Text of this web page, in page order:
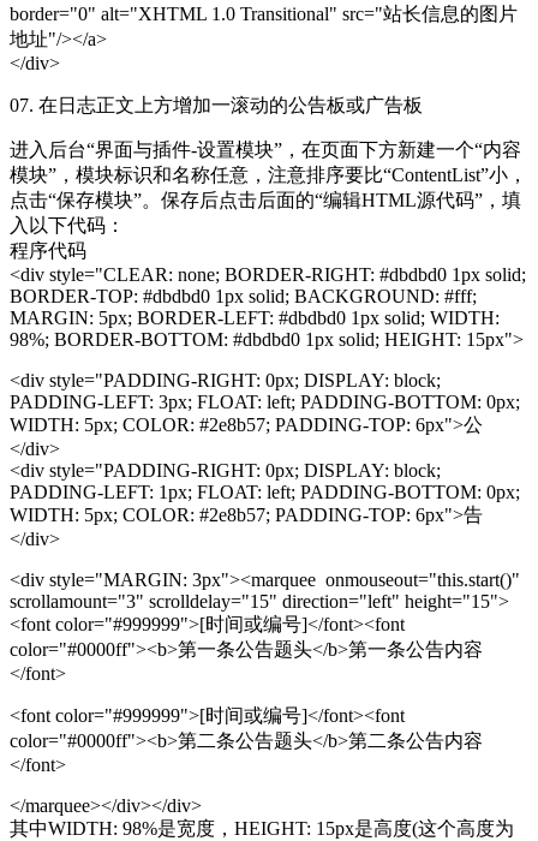
border="0" alt="XHTML 1.0 Transitional" src="站长信息的图片
地址"/></a>
</div>
07. 在日志正文上方增加一滚动的公告板或广告板
进入后台“界面与插件-设置模块”，在页面下方新建一个“内容
模块”，模块标识和名称任意，注意排序要比“ContentList”小，
点击“保存模块”。保存后点击后面的“编辑HTML源代码”，填
入以下代码：
程序代码
<div style="CLEAR: none; BORDER-RIGHT: #dbdbd0 1px solid;
BORDER-TOP: #dbdbd0 1px solid; BACKGROUND: #fff;
MARGIN: 5px; BORDER-LEFT: #dbdbd0 1px solid; WIDTH:
98%; BORDER-BOTTOM: #dbdbd0 1px solid; HEIGHT: 15px">
<div style="PADDING-RIGHT: 0px; DISPLAY: block;
PADDING-LEFT: 3px; FLOAT: left; PADDING-BOTTOM: 0px;
WIDTH: 5px; COLOR: #2e8b57; PADDING-TOP: 6px">公
</div>
<div style="PADDING-RIGHT: 0px; DISPLAY: block;
PADDING-LEFT: 1px; FLOAT: left; PADDING-BOTTOM: 0px;
WIDTH: 5px; COLOR: #2e8b57; PADDING-TOP: 6px">告
</div>
<div style="MARGIN: 3px"><marquee onmouseout="this.start()"
scrollamount="3" scrolldelay="15" direction="left" height="15">
<font color="#999999">[时间或编号]</font><font
color="#0000ff"><b>第一条公告题头</b>第一条公告内容
</font>
<font color="#999999">[时间或编号]</font><font
color="#0000ff"><b>第二条公告题头</b>第二条公告内容
</font>
</marquee></div></div>
其中WIDTH: 98%是宽度，HEIGHT: 15px是高度(这个高度为